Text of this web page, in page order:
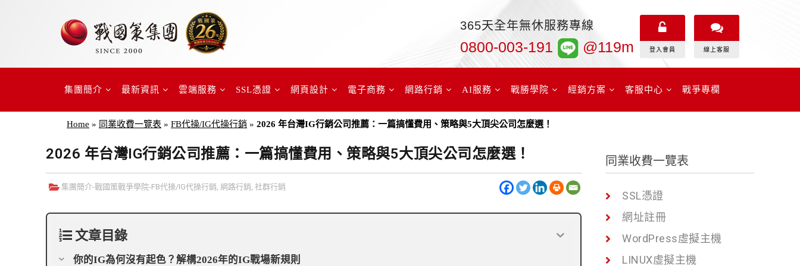
365天全年無休服務專線
0800-003-191 @119m 登入會員 線上客服
集團簡介 最新資訊 雲端服務 SSL憑證 網頁設計 電子商務 網路行銷 AI服務 戰勝學院 經銷方案 客服中心 戰爭專欄
Home » 同業收費一覽表 » FB代操/IG代操行銷 » 2026 年台灣IG行銷公司推薦：一篇搞懂費用、策略與5大頂尖公司怎麼選！
2026 年台灣IG行銷公司推薦：一篇搞懂費用、策略與5大頂尖公司怎麼選！
集團簡介-戰國策戰爭學院-FB代操/IG代操行銷,網路行銷,社群行銷
文章目錄
你的IG為何沒有起色？解構2026年的IG戰場新規則
同業收費一覽表
SSL憑證
網址註冊
WordPress虛擬主機
LINUX虛擬主機